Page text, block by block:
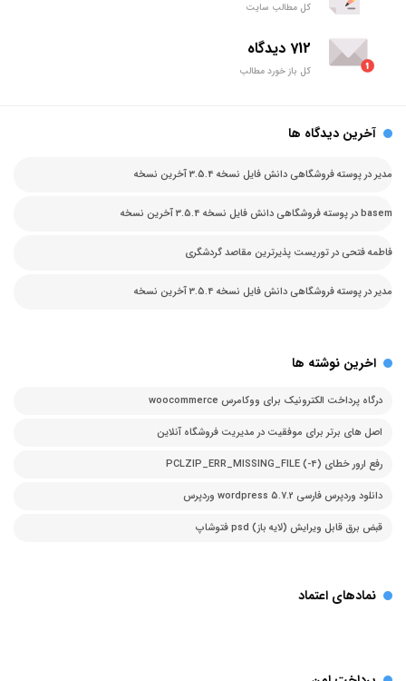
کل مطالب سایت
712 دیدگاه
کل باز خورد مطالب
آخرین دیدگاه ها
مدیردرپوسته فروشگاهی دانش فایل نسخه 3.5.4 آخرین نسخه
basemدرپوسته فروشگاهی دانش فایل نسخه 3.5.4 آخرین نسخه
فاطمه فتحی درتوریست پذیرترین مقاصد گردشگری
مدیردرپوسته فروشگاهی دانش فایل نسخه 3.5.4 آخرین نسخه
اخرین نوشته ها
درگاه پرداخت الکترونیک برای ووکامرس woocommerce
اصل های برتر برای موفقیت در مدیریت فروشگاه آنلاین
رفع ارور خطای PCLZIP_ERR_MISSING_FILE (-4)
دانلود وردپرس فارسی 5.7.2 wordpress وردپرس
قبض برق قابل ویرایش (لایه باز) psd فتوشاپ
نمادهای اعتماد